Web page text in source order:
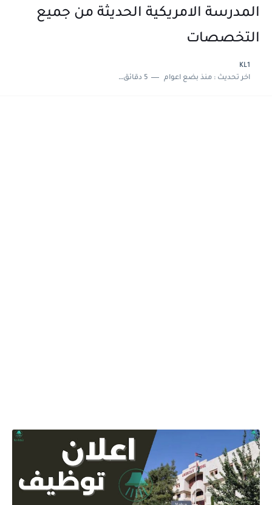
المدرسة الامريكية الحديثة من جميع
التخصصات
KL1
اخر تحديث :منذ بضع اعوام 5 دقائق للقراءة